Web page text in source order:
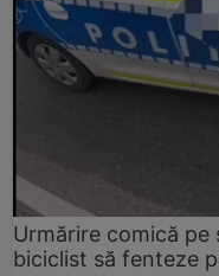
Urmărire comică pe
biciclist să fenteze